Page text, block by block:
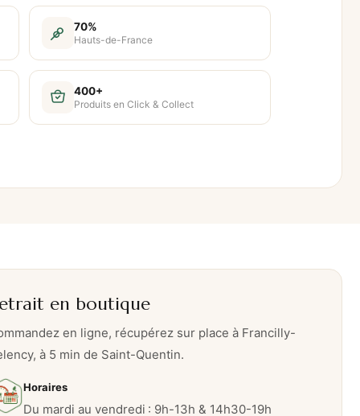
70%
Hauts-de-France
400+
Produits en Click & Collect
en boutique
en ligne, récupérez sur place à Francilly-
à 5 min de Saint-Quentin.
Horaires
Du mardi au vendredi : 9h-13h & 14h30-19h